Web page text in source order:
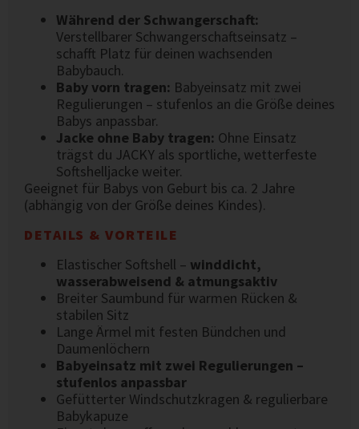
Während der Schwangerschaft:
Verstellbarer Schwangerschaftseinsatz –
schafft Platz für deinen wachsenden
Babybauch.
Baby vorn tragen: Babyeinsatz mit zwei
Regulierungen – stufenlos an die Größe deines
Babys anpassbar.
Jacke ohne Baby tragen: Ohne Einsatz
trägst du JACKY als sportliche, wetterfeste
Softshelljacke weiter.
Geeignet für Babys von Geburt bis ca. 2 Jahre
(abhängig von der Größe deines Kindes).
DETAILS & VORTEILE
Elastischer Softshell – winddicht,
wasserabweisend & atmungsaktiv
Breiter Saumbund für warmen Rücken &
stabilen Sitz
Lange Ärmel mit festen Bündchen und
Daumenlöchern
Babyeinsatz mit zwei Regulierungen –
stufenlos anpassbar
Gefütterter Windschutzkragen & regulierbare
Babykapuze